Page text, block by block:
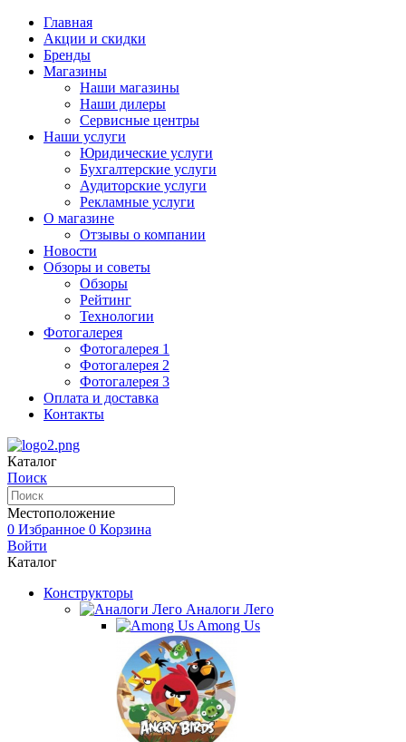
Главная
Акции и скидки
Бренды
Магазины
Наши магазины
Наши дилеры
Сервисные центры
Наши услуги
Юридические услуги
Бухгалтерские услуги
Аудиторские услуги
Рекламные услуги
О магазине
Отзывы о компании
Новости
Обзоры и советы
Обзоры
Рейтинг
Технологии
Фотогалерея
Фотогалерея 1
Фотогалерея 2
Фотогалерея 3
Оплата и доставка
Контакты
Каталог
Поиск
Местоположение
0 Избранное 0 Корзина
Войти
Каталог
Конструкторы
Аналоги Лего
Among Us